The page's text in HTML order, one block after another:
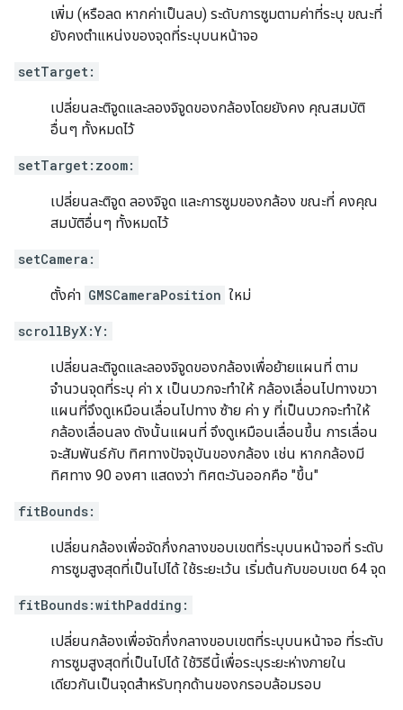
เพิ่ม (หรือลด หากค่าเป็นลบ) ระดับการซูมตามค่าที่ระบุ ขณะที่
ยังคงตำแหน่งของจุดที่ระบุบนหน้าจอ
setTarget:
เปลี่ยนละติจูดและลองจิจูดของกล้องโดยยังคง คุณสมบัติ
อื่นๆ ทั้งหมดไว้
setTarget:zoom:
เปลี่ยนละติจูด ลองจิจูด และการซูมของกล้อง ขณะที่ คงคุณ
สมบัติอื่นๆ ทั้งหมดไว้
setCamera:
ตั้งค่า GMSCameraPosition ใหม่
scrollByX:Y:
เปลี่ยนละติจูดและลองจิจูดของกล้องเพื่อย้ายแผนที่ ตาม
จำนวนจุดที่ระบุ ค่า x เป็นบวกจะทำให้ กล้องเลื่อนไปทางขวา
แผนที่จึงดูเหมือนเลื่อนไปทาง ซ้าย ค่า y ที่เป็นบวกจะทำให้
กล้องเลื่อนลง ดังนั้นแผนที่ จึงดูเหมือนเลื่อนขึ้น การเลื่อน
จะสัมพันธ์กับ ทิศทางปัจจุบันของกล้อง เช่น หากกล้องมี
ทิศทาง 90 องศา แสดงว่า ทิศตะวันออกคือ "ขึ้น"
fitBounds:
เปลี่ยนกล้องเพื่อจัดกึ่งกลางขอบเขตที่ระบุบนหน้าจอที่ ระดับ
การซูมสูงสุดที่เป็นไปได้ ใช้ระยะเว้น เริ่มต้นกับขอบเขต 64 จุด
fitBounds:withPadding:
เปลี่ยนกล้องเพื่อจัดกึ่งกลางขอบเขตที่ระบุบนหน้าจอ ที่ระดับ
การซูมสูงสุดที่เป็นไปได้ ใช้วิธีนี้เพื่อระบุระยะห่างภายใน
เดียวกันเป็นจุดสำหรับทุกด้านของกรอบล้อมรอบ